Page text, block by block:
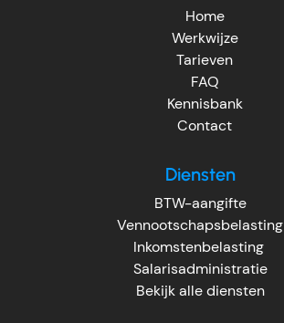
Home
Werkwijze
Tarieven
FAQ
Kennisbank
Contact
Diensten
BTW-aangifte
Vennootschapsbelasting
Inkomstenbelasting
Salarisadministratie
Bekijk alle diensten